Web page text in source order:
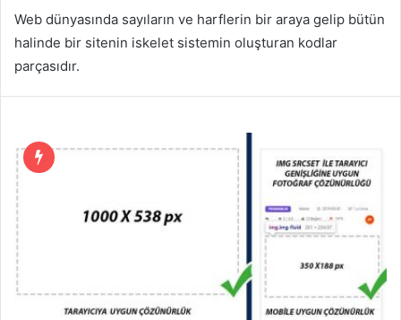
Web dünyasında sayıların ve harflerin bir araya gelip bütün
halinde bir sitenin iskelet sistemin oluşturan kodlar
parçasıdır.